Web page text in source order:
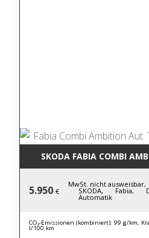
SKODA FABIA COMBI
5.950 €
MwSt. nicht ausweisbar,
SKODA, Fabia,
Automatik
CO₂-Emissionen (kombiniert): 99 g/km,
l/100 km